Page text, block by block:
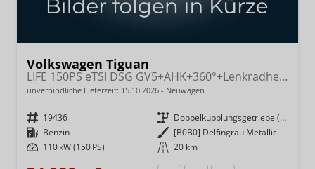
Volkswagen Tiguan
LIFE 150PS eTSI DSG GV5+AHK+360°+Lenkradheiz+IQ.Drive+ACC+App+eHeck+LED
unverbindliche Lieferzeit: 15.10.2026 Neuwagen
Fahrzeugnr. 19436 Getriebe
Doppelkupplungsgetriebe (DSG)
Kraftstoff Benzin Außenfarbe [B0B0] Delfingrau Metallic
Leistung 110 kW (150 PS) Kilometerstand 20 km